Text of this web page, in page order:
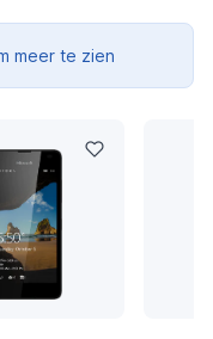
meer te zien